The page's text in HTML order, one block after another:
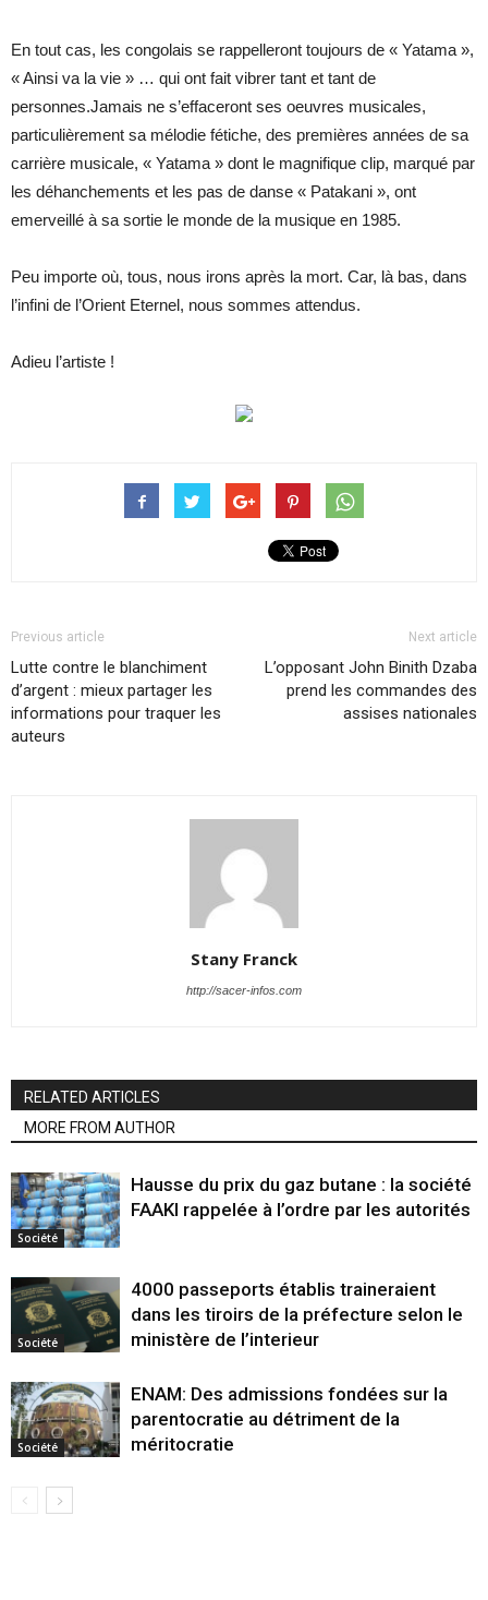
En tout cas, les congolais se rappelleront toujours de « Yatama »,
« Ainsi va la vie » … qui ont fait vibrer tant et tant de
personnes.Jamais ne s’effaceront ses oeuvres musicales,
particulièrement sa mélodie fétiche, des premières années de sa
carrière musicale, « Yatama » dont le magnifique clip, marqué par
les déhanchements et les pas de danse « Patakani », ont
emerveillé à sa sortie le monde de la musique en 1985.
Peu importe où, tous, nous irons après la mort. Car, là bas, dans
l’infini de l’Orient Eternel, nous sommes attendus.
Adieu l’artiste !
Previous article
Lutte contre le blanchiment
d’argent : mieux partager les
informations pour traquer les
auteurs
Next article
L’opposant John Binith Dzaba
prend les commandes des
assises nationales
Stany Franck
http://sacer-infos.com
RELATED ARTICLES
MORE FROM AUTHOR
Société
Hausse du prix du gaz butane : la société
FAAKI rappelée à l’ordre par les autorités
Société
4000 passeports établis traineraient
dans les tiroirs de la préfecture selon le
ministère de l’interieur
Société
ENAM: Des admissions fondées sur la
parentocratie au détriment de la
méritocratie